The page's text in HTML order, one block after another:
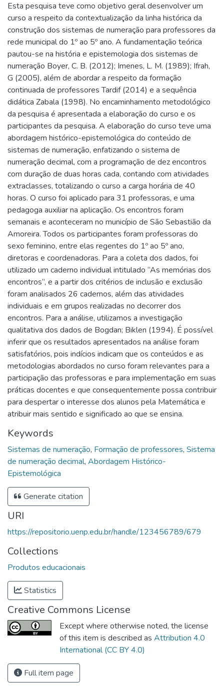
Esta pesquisa teve como objetivo geral desenvolver um
curso a respeito da contextualização da linha histórica da
construção dos sistemas de numeração para professores da
rede municipal do 1º ao 5º ano. A fundamentação teórica
pautou-se na história e epistemologia dos sistemas de
numeração Boyer, C. B. (2012); Imenes, L. M. (1989); Ifrah,
G (2005), além de abordar a respeito da formação
continuada de professores Tardif (2014) e a sequência
didática Zabala (1998). No encaminhamento metodológico
da pesquisa é apresentada a elaboração do curso e os
participantes da pesquisa. A elaboração do curso teve uma
abordagem histórico-epistemológica do conteúdo de
sistemas de numeração, enfatizando o sistema de
numeração decimal, com a programação de dez encontros
com duração de duas horas cada, contando com atividades
extraclasses, totalizando o curso a carga horária de 40
horas. O curso foi aplicado para 31 professoras, e uma
pedagoga auxiliar na aplicação. Os encontros foram
semanais e aconteceram no município de São Sebastião da
Amoreira. Todos os participantes foram professoras do
sexo feminino, entre elas regentes do 1º ao 5º ano,
diretoras e coordenadoras. Para a coleta dos dados, foi
utilizado um caderno individual intitulado “As memórias dos
encontros”, e a partir dos critérios de inclusão e exclusão
foram analisados 26 cadernos, além das atividades
individuais e em grupos realizadas no decorrer dos
encontros. Para a análise, utilizamos a investigação
qualitativa dos dados de Bogdan; Biklen (1994). É possível
inferir que os resultados apresentados na análise foram
satisfatórios, pois indícios indicam que os conteúdos e as
metodologias abordados no curso foram relevantes para a
participação das professoras e para implementação em suas
práticas docentes e que consequentemente possa contribuir
para despertar o interesse dos alunos pela Matemática e
atribuir mais sentido e significado ao que se ensina.
Keywords
Sistemas de numeração, Formação de professores, Sistema
de numeração decimal, Abordagem Histórico-
Epistemológica
Generate citation
URI
https://repositorio.uenp.edu.br/handle/123456789/679
Collections
Produtos educacionais
Statistics
Creative Commons License
Except where otherwise noted, the license
of this item is described as Attribution 4.0
International (CC BY 4.0)
Full item page